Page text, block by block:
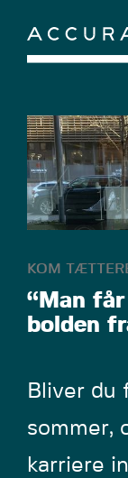
Gå
indhold
KOM
“Man
bolden
Bliver du
sommer,
karriere